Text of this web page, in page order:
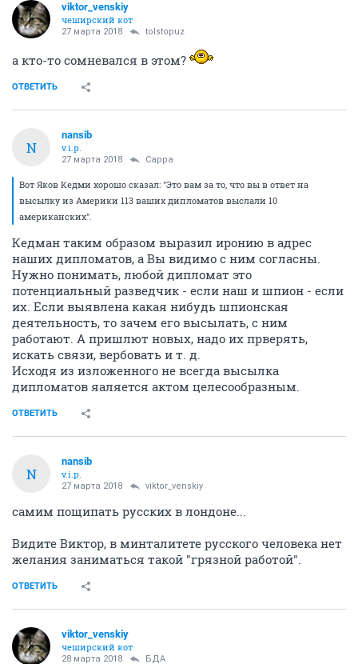
viktor_venskiy
чеширский кот
27 марта 2018 tolstopuz
а кто-то сомневался в этом?
ОТВЕТИТЬ
N
nansib
v.i.p.
27 марта 2018 Сарра
Вот Яков Кедми хорошо сказал: "Это вам за то, что вы в ответ на
высылку из Америки 113 ваших дипломатов выслали 10
американских".
Кедман таким образом выразил иронию в адрес
наших дипломатов, а Вы видимо с ним согласны.
Нужно понимать, любой дипломат это
потенциальный разведчик - если наш и шпион - если
их. Если выявлена какая нибудь шпионская
деятельность, то зачем его высылать, с ним
работают. А пришлют новых, надо их прверять,
искать связи, вербовать и т. д.
Исходя из изложенного не всегда высылка
дипломатов яаляется актом целесообразным.
ОТВЕТИТЬ
N
nansib
v.i.p.
27 марта 2018 viktor_venskiy
самим пощипать русских в лондоне...
Видите Виктор, в минталитете русского человека нет
желания заниматься такой "грязной работой".
ОТВЕТИТЬ
viktor_venskiy
чеширский кот
28 марта 2018 БДА